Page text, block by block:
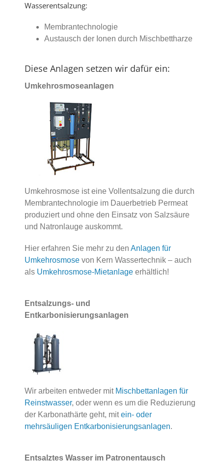
Wasserentsalzung:
Membrantechnologie
Austausch der Ionen durch Mischbettharze
Diese Anlagen setzen wir dafür ein:
Umkehrosmoseanlagen
Umkehrosmose ist eine Vollentsalzung die durch
Membrantechnologie im Dauerbetrieb Permeat
produziert und ohne den Einsatz von Salzsäure
und Natronlauge auskommt.
Hier erfahren Sie mehr zu den Anlagen für
Umkehrosmose von Kern Wassertechnik – auch
als Umkehrosmose-Mietanlage erhältlich!
Entsalzungs- und
Entkarbonisierungsanlagen
Wir arbeiten entweder mit Mischbettanlagen für
Reinstwasser, oder wenn es um die Reduzierung
der Karbonathärte geht, mitein- oder
mehrsäuligen Entkarbonisierungsanlagen.
Entsalztes Wasser im Patronentausch